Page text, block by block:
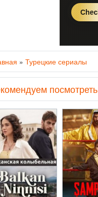
» Турецкие сериалы
посмотреть